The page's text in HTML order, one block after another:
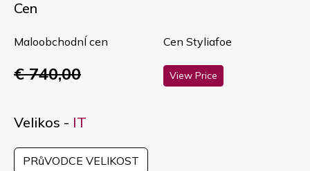
Cen
MaloobchodnÍ cen
€ 740,00
Cen Styliafoe
View Price
Velikos - IT
PRůVODCE VELIKOST